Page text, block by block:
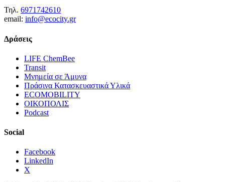
Τηλ. 6971742610
email: info@ecocity.gr
Δράσεις
LIFE ChemBee
Transit
Μνημεία σε Άμυνα
Πράσινα Κατασκευαστικά Υλικά
ECOMOBILITY
ΟΙΚΟΠΟΛΙΣ
Podcast
Social
Facebook
LinkedIn
X